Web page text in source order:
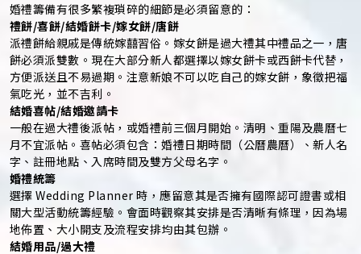
婚禮籌備有很多繁複瑣碎的細節是必須留意的：
禮餅/喜餅/結婚餅卡/嫁女餅/唐餅
派禮餅給親戚是傳統嫁囍習俗。嫁女餅是過大禮其中禮品之一，唐
餅必須派雙數。現在大部分新人都選擇以嫁女餅卡或西餅卡代替，
方便派送且不易過期。注意新娘不可以吃自己的嫁女餅，象徵把福
氣吃光，並不吉利。
結婚喜帖/結婚邀請卡
一般在過大禮後派帖，或婚禮前三個月開始。清明、重陽及農曆七
月不宜派帖。喜帖必須包含：婚禮日期時間（公曆農曆）、新人名
字、註冊地點、入席時間及雙方父母名字。
婚禮統籌
選擇 Wedding Planner 時，應留意其是否擁有國際認可證書或相
關大型活動統籌經驗。會面時觀察其安排是否清晰有條理，因為場
地佈置、大小開支及流程安排均由其包辦。
結婚用品/過大禮